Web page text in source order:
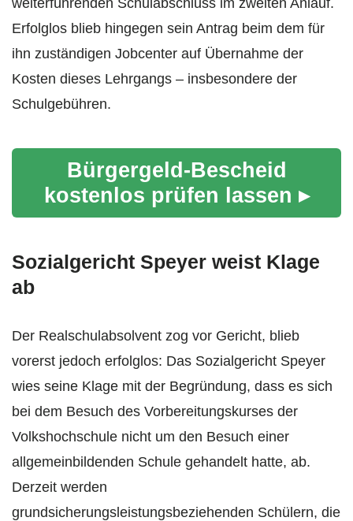
Erfolglos blieb hingegen sein Antrag beim dem für
ihn zuständigen Jobcenter auf Übernahme der
Kosten dieses Lehrgangs – insbesondere der
Schulgebühren.
Bürgergeld-Bescheid
kostenlos prüfen lassen ▸
Sozialgericht Speyer weist Klage
ab
Der Realschulabsolvent zog vor Gericht, blieb
vorerst jedoch erfolglos: Das Sozialgericht Speyer
wies seine Klage mit der Begründung, dass es sich
bei dem Besuch des Vorbereitungskurses der
Volkshochschule nicht um den Besuch einer
allgemeinbildenden Schule gehandelt hatte, ab.
Derzeit werden
grundsicherungsleistungsbeziehenden Schülern, die